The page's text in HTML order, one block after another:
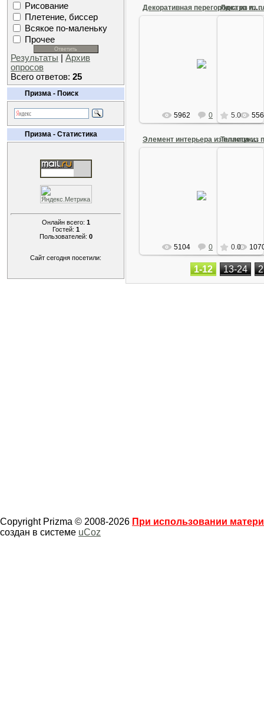
Рисование
Плетение, биссер
Всякое по-маленьку
Прочее
Результаты
Архив
опросов
Всего ответов: 25
Призма - Поиск
Призма - Статистика
Онлайн всего: 1
Гостей: 1
Пользователей: 0
Сайт сегодня посетили:
Декоративная перегородка из пластиковых бутылок
Декоративная перегородка из
пластиковых бутылок
5962 0 5.0
Люстра из
Элемент интерьера из пластиковых бутылок
Элемент интерьера из
пластиковых бутылок
5104 0 0.0
1-12 13-24
Copyright Prizma © 2008-2026 При использовании
создан в системе uCoz